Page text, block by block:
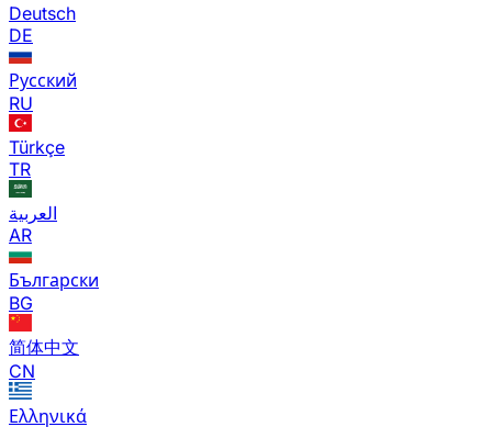
Deutsch
DE
Русский
RU
Türkçe
TR
العربية
AR
Български
BG
简体中文
CN
Ελληνικά